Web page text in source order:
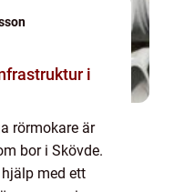
rörmokare är
bor i Skövde.
med ett